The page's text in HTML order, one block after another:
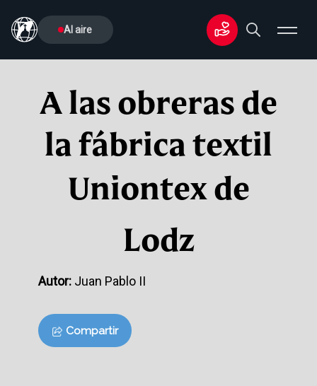
Al aire
A las obreras de
la fábrica textil
Uniontex de
Lodz
Autor: Juan Pablo II
Compartir